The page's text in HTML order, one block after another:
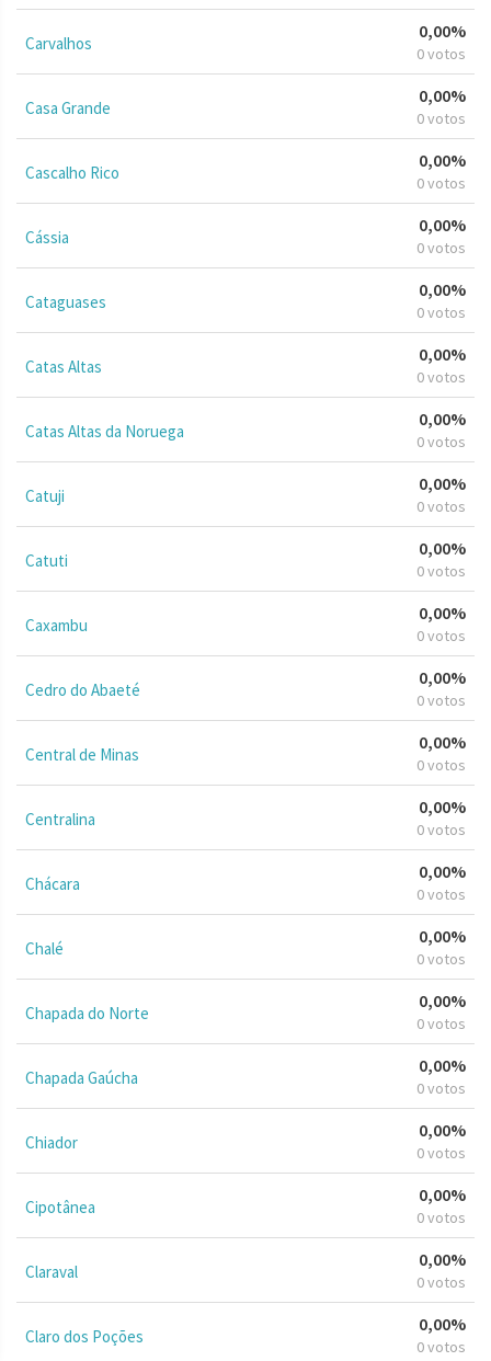
Carvalhos
0,00%
0 votos
Casa Grande
0,00%
0 votos
Cascalho Rico
0,00%
0 votos
Cássia
0,00%
0 votos
Cataguases
0,00%
0 votos
Catas Altas
0,00%
0 votos
Catas Altas da Noruega
0,00%
0 votos
Catuji
0,00%
0 votos
Catuti
0,00%
0 votos
Caxambu
0,00%
0 votos
Cedro do Abaeté
0,00%
0 votos
Central de Minas
0,00%
0 votos
Centralina
0,00%
0 votos
Chácara
0,00%
0 votos
Chalé
0,00%
0 votos
Chapada do Norte
0,00%
0 votos
Chapada Gaúcha
0,00%
0 votos
Chiador
0,00%
0 votos
Cipotânea
0,00%
0 votos
Claraval
0,00%
0 votos
Claro dos Poções
0,00%
0 votos